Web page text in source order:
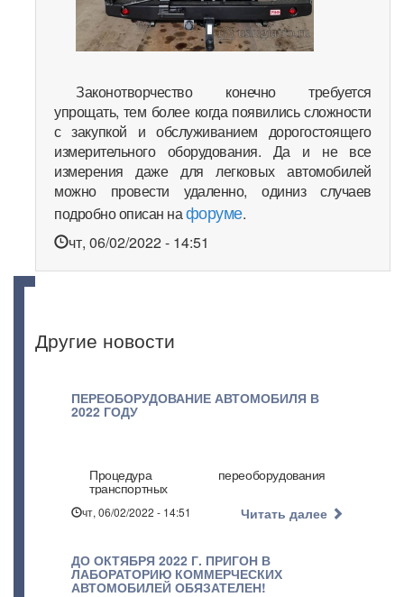
Законотворчество конечно требуется
упрощать, тем более когда появились сложности
с закупкой и обслуживанием дорогостоящего
измерительного оборудования. Да и не все
измерения даже для легковых автомобилей
можно провести удаленно, одиниз случаев
подробно описан нафоруме.
чт, 06/02/2022 - 14:51
Другие новости
ПЕРЕОБОРУДОВАНИЕ АВТОМОБИЛЯ В
2022 ГОДУ
Процедура переоборудования
транспортных
чт, 06/02/2022 - 14:51 Читать далее
ДО ОКТЯБРЯ 2022 Г. ПРИГОН В
ЛАБОРАТОРИЮ КОММЕРЧЕСКИХ
АВТОМОБИЛЕЙ ОБЯЗАТЕЛЕН!